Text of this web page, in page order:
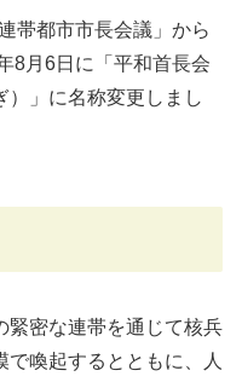
都市市長会議」から
8月6日に「平和首長会
）」に名称変更しまし
緊密な連帯を通じて核兵
喚起するとともに、人